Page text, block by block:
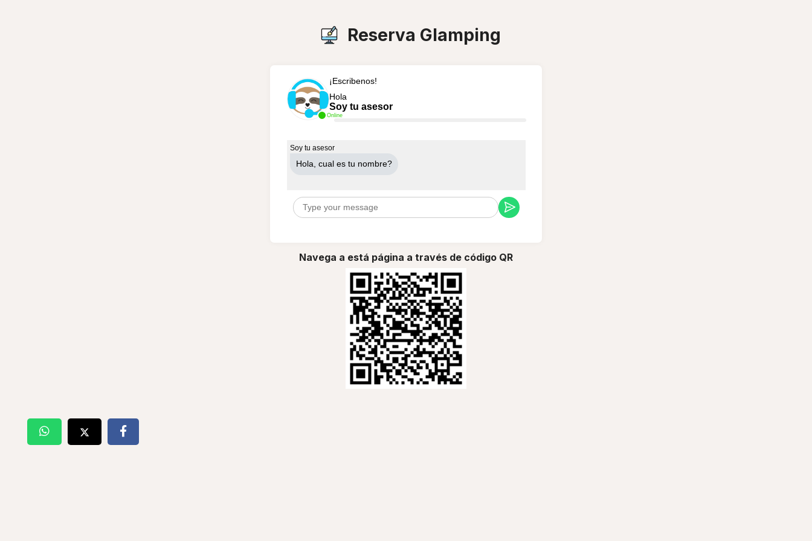
Reserva Glamping
Online
¡Escribenos!
Hola
Soy tu asesor
Soy tu asesor
Hola, cual es tu nombre?
Navega a está página a través de código QR